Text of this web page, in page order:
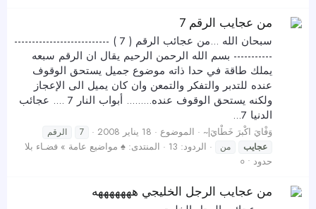
من عجايب الرقم 7
سبحان الله ...من عجائب الرقم ( 7 ) ---------------------------
----------- بسم الله الرحمن الرحيم يقال ان الرقم سبعه
يملك طاقة في حدا ذاته موضوع جميل يستحق الوقوف
عنده للتدبر والتفكر والتمعن وان كان يميل الى الإعجاز
ولكنه يستحق الوقوف عنده......... أبواب النار 7 .... عجائب
الدنيا 7...
وَفْايَ اكْبرَ خَطْايَ|~ الموضوع 18 يناير 2008 7
الرقم
عجايب
من الردود: 13 المنتدى: ♠ مواضيع عامة » فضـاء بلا
حدود • ०
من عجايب الرجل الخليجي هههههههه